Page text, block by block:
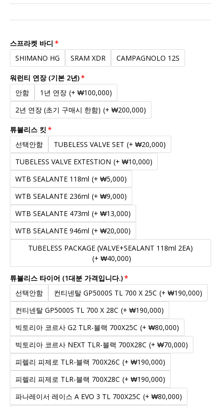
스프라켓 바디
SHIMANO HG
SRAM XDR CAMPAGNOLO 12S
워런티 연장 (기본 2년)
안함
1년 연장 (+ ₩100,000)
2년 연장 (초기 구매시 한함) (+ ₩200,000)
튜블리스 킷
선택안함
TUBELESS VALVE SET (+ ₩20,000)
TUBELESS VALVE EXTESTION (+ ₩10,000)
WTB SEALANTE 118ml (+ ₩5,000)
WTB SEALANTE 236ml (+ ₩9,000)
WTB SEALANTE 473ml (+ ₩13,000)
WTB SEALANTE 946ml (+ ₩20,000)
TUBELESS PACKAGE (VALVE+SEALANT 118ml 2EA)
(+ ₩40,000)
튜블리스 타이어 (1대분 가격입니다.)
선택안함
컨티넨탈 GP5000S TL 700 X 25C (+ ₩190,000)
컨티넨탈 GP5000S TL 700 X 28C (+ ₩190,000)
빅토리아 코르사 G2 TLR-블랙 700X25C (+ ₩80,000)
빅토리아 코르사 NEXT TLR-블랙 700X28C (+ ₩70,000)
피렐리 피제로 TLR-블랙 700X26C (+ ₩190,000)
피렐리 피제로 TLR-블랙 700X28C (+ ₩190,000)
파나레이서 레이스 A EVO 3 TL 700X25C (+ ₩80,000)